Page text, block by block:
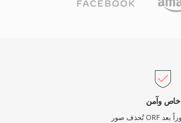
خاص وآمن
تُحذف صور ORF المرفوعة فوراً بعد